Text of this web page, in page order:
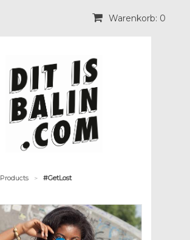
Warenkorb: 0
Products > #GetLost